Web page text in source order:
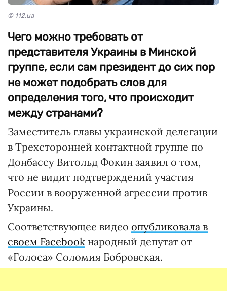
© 112.ua
Чего можно требовать от
представителя Украины в Минской
группе, если сам президент до сих пор
не может подобрать слов для
определения того, что происходит
между странами?
Заместитель главы украинской делегации
в Трехсторонней контактной группе по
Донбассу Витольд Фокин заявил о том,
что не видит подтверждений участия
России в вооруженной агрессии против
Украины.
Соответствующее видео опубликовала в
своем Facebook народный депутат от
«Голоса» Соломия Бобровская.